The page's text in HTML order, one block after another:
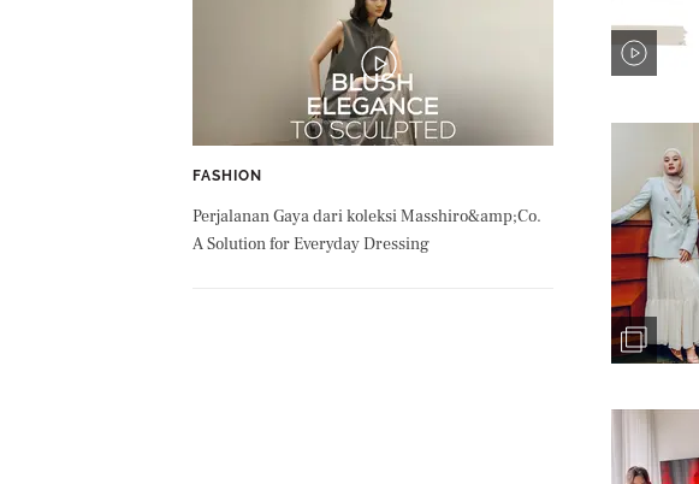
FASHION
Perjalanan Gaya dari koleksi Masshiro&amp;Co.
A Solution for Everyday Dressing